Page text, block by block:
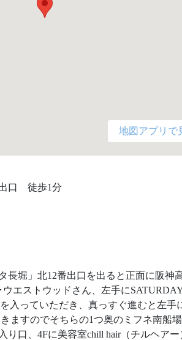
地図アプリで
口　徒歩1分
長堀」北12番出口を出ると正面に阪神
エストウッドさん、左手に
入っていただき、真っすぐ進むと左手
ますのでそちらの1つ奥のミフネ南船
り口、4Fに美容室chill hair（チルヘア